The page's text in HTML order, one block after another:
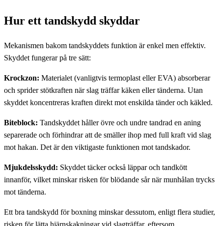
Hur ett tandskydd skyddar
Mekanismen bakom tandskyddets funktion är enkel men effektiv.
Skyddet fungerar på tre sätt:
Krockzon: Materialet (vanligtvis termoplast eller EVA) absorberar
och sprider stötkraften när slag träffar käken eller tänderna. Utan
skyddet koncentreras kraften direkt mot enskilda tänder och käkled.
Biteblock: Tandskyddet håller övre och undre tandrad en aning
separerade och förhindrar att de smäller ihop med full kraft vid slag
mot hakan. Det är den viktigaste funktionen mot tandskador.
Mjukdelsskydd: Skyddet täcker också läppar och tandkött
innanför, vilket minskar risken för blödande sår när munhålan trycks
mot tänderna.
Ett bra tandskydd för boxning minskar dessutom, enligt flera studier,